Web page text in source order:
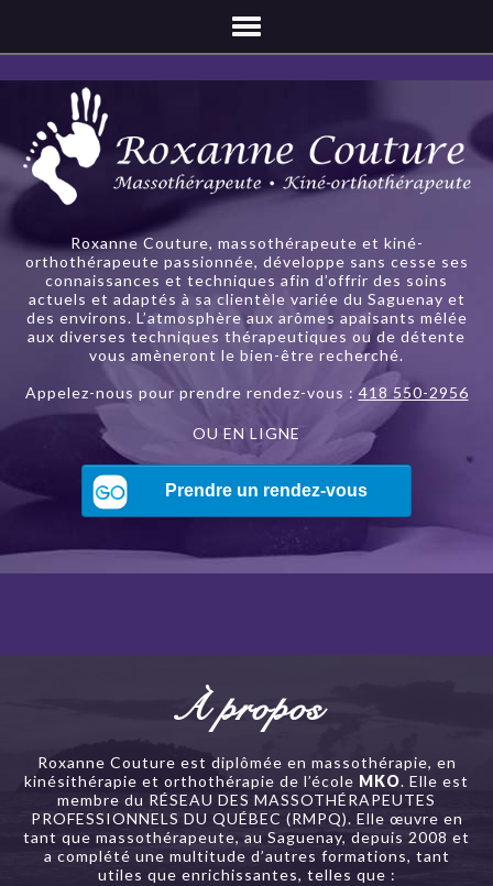
Roxanne Couture, massothérapeute et kiné-
orthothérapeute passionnée, développe sans cesse ses
connaissances et techniques afin d’offrir des soins
actuels et adaptés à sa clientèle variée du Saguenay et
des environs. L’atmosphère aux arômes apaisants mêlée
aux diverses techniques thérapeutiques ou de détente
vous amèneront le bien-être recherché.
Appelez-nous pour prendre rendez-vous : 418 550-2956
OU EN LIGNE
À propos
Roxanne Couture est diplômée en massothérapie, en
kinésithérapie et orthothérapie de l’école MKO. Elle est
membre du RÉSEAU DES MASSOTHÉRAPEUTES
PROFESSIONNELS DU QUÉBEC (RMPQ). Elle œuvre en
tant que massothérapeute, au Saguenay, depuis 2008 et
a complété une multitude d’autres formations, tant
utiles que enrichissantes, telles que :